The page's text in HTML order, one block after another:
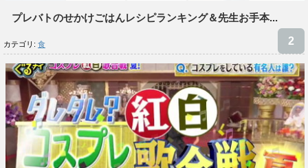
プレバトのせかけごはんレシピランキング＆先生お手本...
カテゴリ: 食